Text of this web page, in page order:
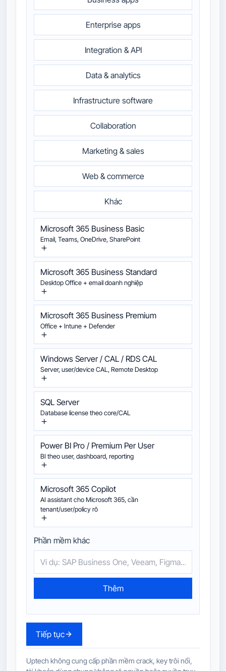
Enterprise apps
Integration & API
Data & analytics
Infrastructure software
Collaboration
Marketing & sales
Web & commerce
Khác
Microsoft 365 Business Basic
Email, Teams, OneDrive, SharePoint
Microsoft 365 Business Standard
Desktop Office + email doanh nghiệp
Microsoft 365 Business Premium
Office + Intune + Defender
Windows Server / CAL / RDS CAL
Server, user/device CAL, Remote Desktop
SQL Server
Database license theo core/CAL
Power BI Pro / Premium Per User
BI theo user, dashboard, reporting
Microsoft 365 Copilot
AI assistant cho Microsoft 365, cần
tenant/user/policy rõ
Phần mềm khác
Thêm
Tiếp tục
Uptech không cung cấp phần mềm crack, key trôi nổi,